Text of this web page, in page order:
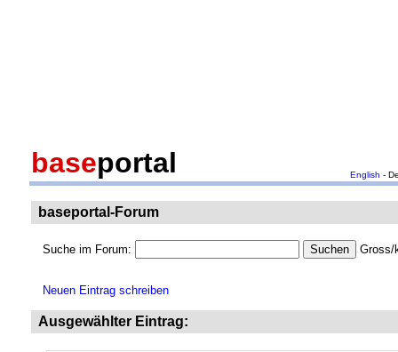
baseportal English -
baseportal-Forum
Suche im Forum: Gross/
Neuen Eintrag schreiben
Ausgewählter Eintrag: